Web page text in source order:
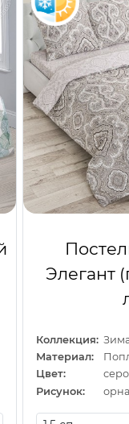
Элегант
Коллекция:
Материал:
Цвет:
Рисунок: